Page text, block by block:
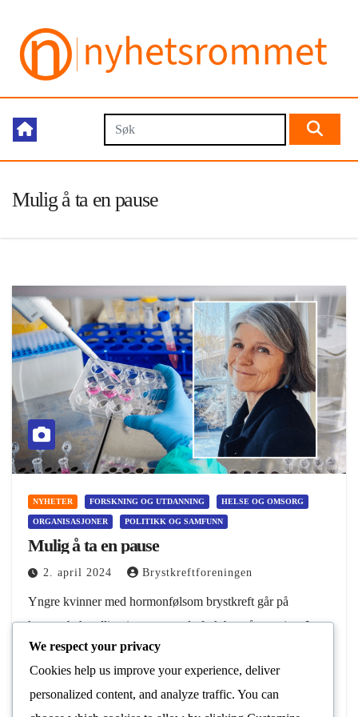
Mulig å ta en pause
NYHETER FORSKNING OG UTDANNING HELSE OG OMSORG
ORGANISASJONER POLITIKK OG SAMFUNN
Mulig å ta en pause
2. april 2024 Brystkreftforeningen
Yngre kvinner med hormonfølsom brystkreft går på
hormonbehandling i mange av de fruktbare årene sine. I
denne perioden kan man ikke bli gravid. Ny forskning gir
håp til denne gruppen. Ikke større…
Les Mer
We respect your privacy
Cookies help us improve your experience, deliver
personalized content, and analyze traffic. You can